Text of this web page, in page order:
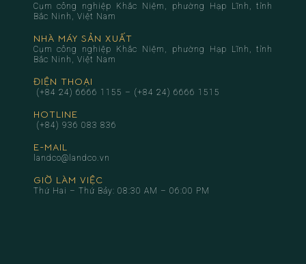
Cụm công nghiệp Khắc Niệm, phường Hạp Lĩnh, tỉnh
Bắc Ninh, Việt Nam
NHÀ MÁY SẢN XUẤT
Cụm công nghiệp Khắc Niệm, phường Hạp Lĩnh, tỉnh
Bắc Ninh, Việt Nam
ĐIỆN THOẠI
(+84 24) 6666 1155 – (+84 24) 6666 1515
HOTLINE
(+84) 936 083 836
E-MAIL
landco@landco.vn
GIỜ LÀM VIỆC
Thứ Hai – Thứ Bảy: 08:30 AM – 06:00 PM